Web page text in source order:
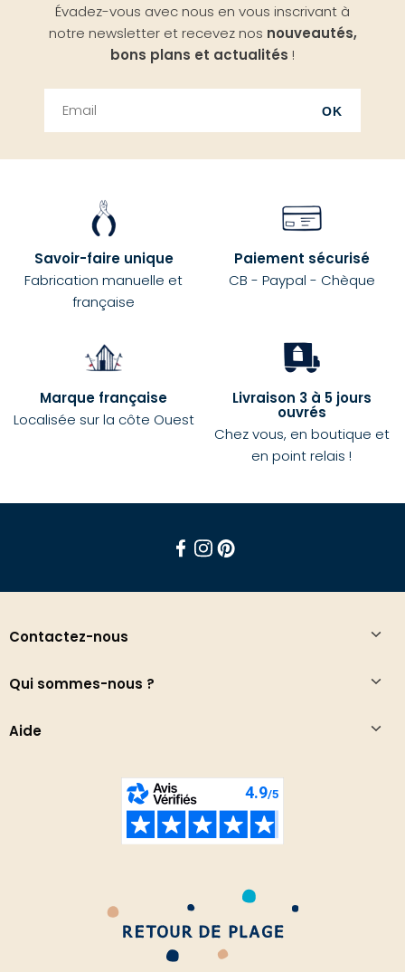
Évadez-vous avec nous en vous inscrivant à
notre newsletter et recevez nos nouveautés,
bons plans et actualités !
OK
Savoir-faire unique
Fabrication manuelle et
française
Paiement sécurisé
CB - Paypal - Chèque
Marque française
Localisée sur la côte Ouest
Livraison 3 à 5 jours
ouvrés
Chez vous, en boutique et
en point relais !
Contactez-nous
Qui sommes-nous ?
Aide